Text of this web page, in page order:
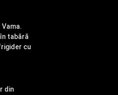
tabără
cu
din